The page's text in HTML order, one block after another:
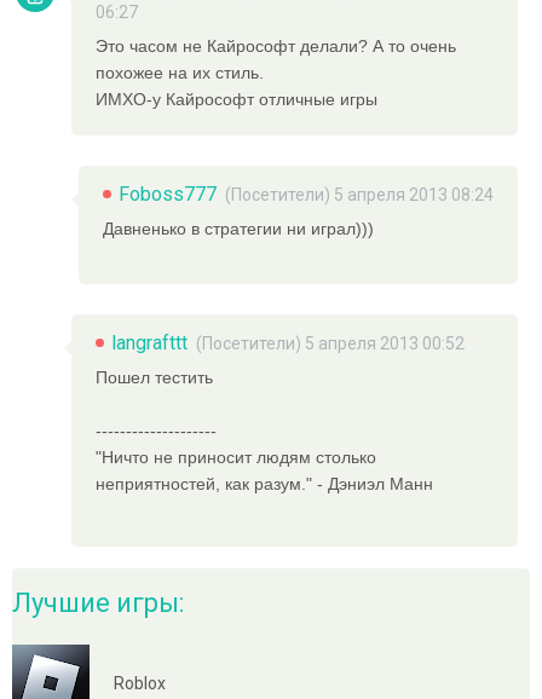
06:27
Это часом не Кайрософт делали? А то очень
похожее на их стиль.
ИМХО-у Кайрософт отличные игры
Foboss777 (Посетители) 5 апреля 2013 08:24
Давненько в стратегии ни играл)))
langrafttt (Посетители) 5 апреля 2013 00:52
Пошел тестить
--------------------
"Ничто не приносит людям столько
неприятностей, как разум." - Дэниэл Манн
Лучшие игры:
Roblox